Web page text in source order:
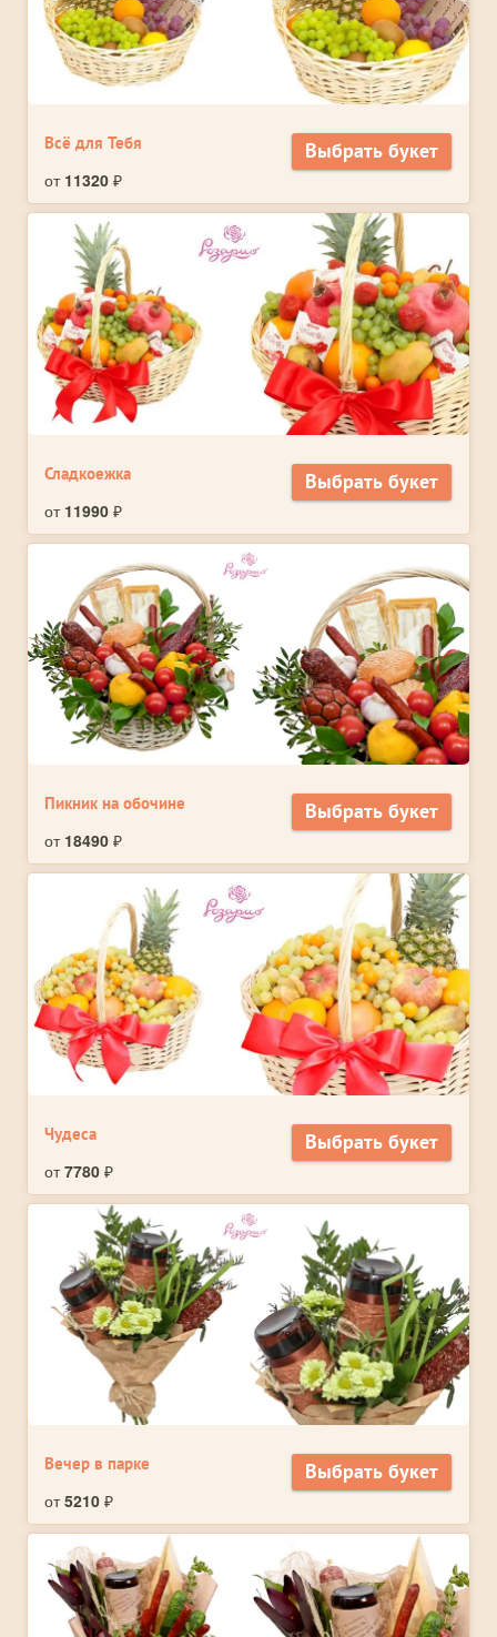
Всё для Тебя
от 11320 ₽
Выбрать букет
Сладкоежка
от 11990 ₽
Выбрать букет
Пикник на обочине
от 18490 ₽
Выбрать букет
Чудеса
от7780 ₽
Выбрать букет
Вечер в парке
от5210 ₽
Выбрать букет